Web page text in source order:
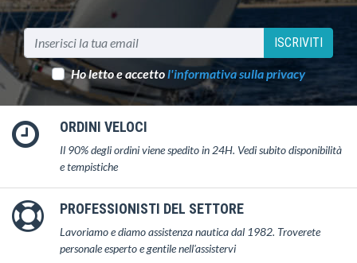
ISCRIVITI
Ho letto e accettol'informativa sulla privacy
ORDINI VELOCI
Il 90% degli ordini viene spedito in 24H. Vedi subito disponibilità
e tempistiche
PROFESSIONISTI DEL SETTORE
Lavoriamo e diamo assistenza nautica dal 1982. Troverete
personale esperto e gentile nell'assistervi